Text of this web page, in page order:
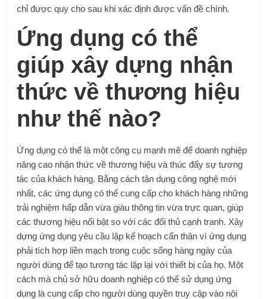
chỉ được quy cho sau khi xác định được vấn đề chính.
Ứng dụng có thể
giúp xây dựng nhận
thức về thương hiệu
như thế nào?
Ứng dụng có thể là một công cụ mạnh mẽ để doanh nghiệp
nâng cao nhận thức về thương hiệu và thúc đẩy sự tương
tác của khách hàng. Bằng cách tận dụng công nghệ mới
nhất, các ứng dụng có thể cung cấp cho khách hàng những
trải nghiệm hấp dẫn vừa giàu thông tin vừa trực quan, giúp
các thương hiệu nổi bật so với các đối thủ cạnh tranh. Xây
dựng ứng dụng yêu cầu lập kế hoạch cẩn thận vì ứng dụng
phải tích hợp liền mạch trong cuộc sống hàng ngày của
người dùng để tạo tương tác lặp lại với thiết bị của họ. Một
cách mà chủ sở hữu doanh nghiệp có thể sử dụng ứng
dụng là cung cấp cho người dùng quyền truy cập vào nội